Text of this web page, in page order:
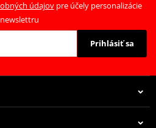
údajovpre účely personalizácie
newslettru
Prihlásiť sa